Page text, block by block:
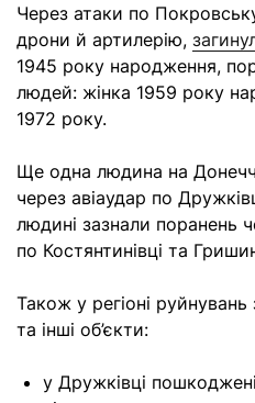
Через атаки по
дрони й артилерію,
1945 року народження,
людей: жінка 1959 року
1972 року.
Ще одна людина на
через авіаудар по
людині зазнали поранень
по Костянтинівці та
Також у регіоні
та інші об’єкти:
у Дружківці